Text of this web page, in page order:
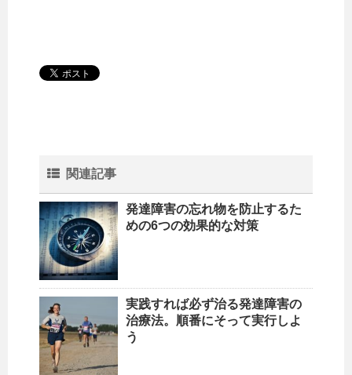
関連記事
発達障害の忘れ物を防止するた
めの6つの効果的な対策
実践すれば必ず治る発達障害の
治療法。順番にそって実行しよ
う